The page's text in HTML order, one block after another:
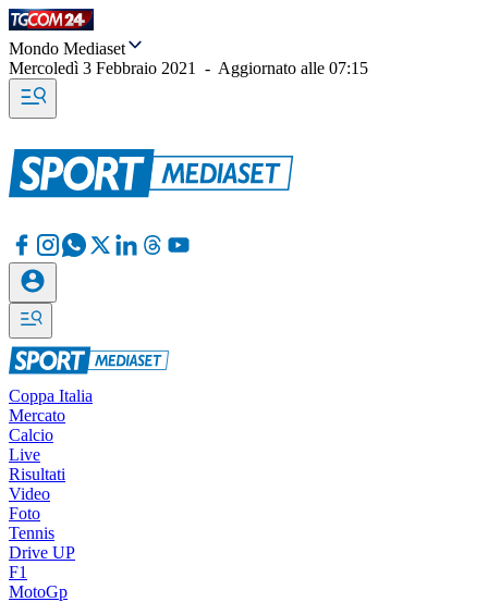
Mondo Mediaset
Mercoledì 3 Febbraio 2021
- Aggiornato alle 07:15
Coppa Italia
Mercato
Calcio
Live
Risultati
Video
Foto
Tennis
Drive UP
F1
MotoGp